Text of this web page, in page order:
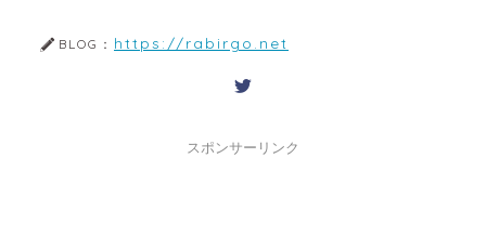
BLOG： https://rabirgo.net
スポンサーリンク